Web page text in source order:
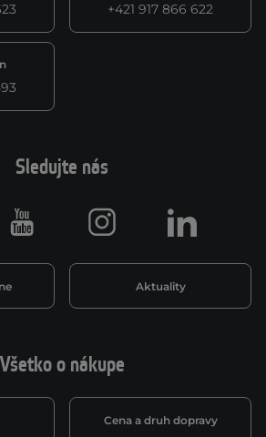
+421 917 866 622
Všetko o nákupe
Cena a druh dopravy
Sledujte nás
Aktuality
Youtube Instagram LinkedIn